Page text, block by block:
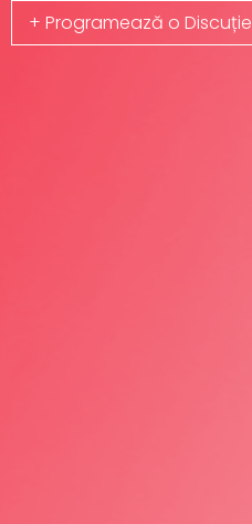
+ Programează o Discuție